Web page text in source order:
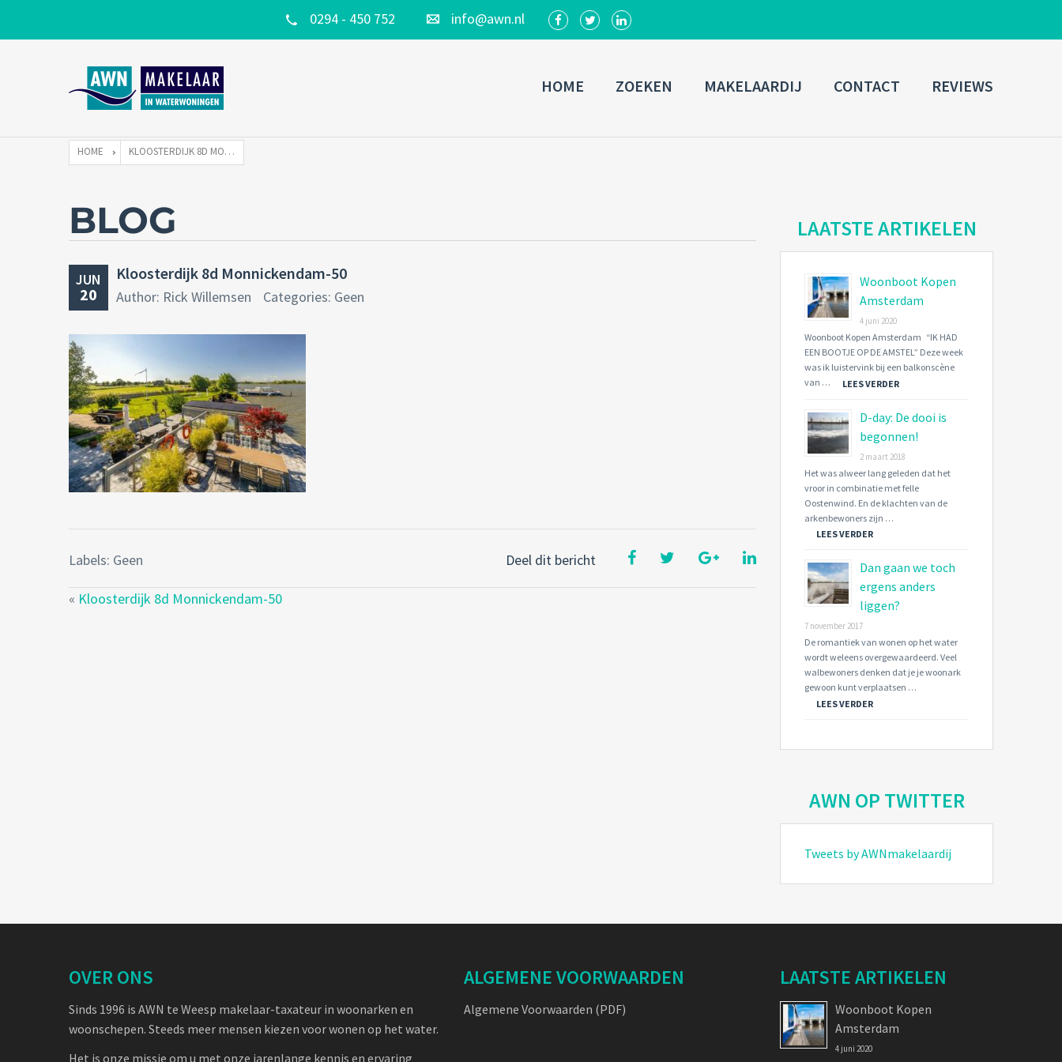
0294 - 450 752 info@awn.nl
Username
Connect with:
Forgot
password? SIGN IN
Remember me
HOME ZOEKEN MAKELAARDIJ CONTACT REVIEWS
HOME KLOOSTERDIJK 8D MONNICKENDAM-50
BLOG
JUN
20
Kloosterdijk 8d Monnickendam-50
Author: Rick Willemsen Categories: Geen
Deel dit bericht
Labels: Geen
« Kloosterdijk 8d Monnickendam-50
LAATSTE ARTIKELEN
Woonboot Kopen
Amsterdam
4 juni 2020
Woonboot Kopen Amsterdam “IK HAD
EEN BOOTJE OP DE AMSTEL” Deze week
was ik luistervink bij een balkonscène
van …
LEES VERDER
D-day: De dooi is
begonnen!
2 maart 2018
Het was alweer lang geleden dat het
vroor in combinatie met felle
Oostenwind. En de klachten van de
arkenbewoners zijn …
LEES VERDER
Dan gaan we toch
ergens anders
liggen?
7 november 2017
De romantiek van wonen op het water
wordt weleens overgewaardeerd. Veel
walbewoners denken dat je je woonark
gewoon kunt verplaatsen …
LEES VERDER
AWN OP TWITTER
Tweets by AWNmakelaardij
OVER ONS
Sinds 1996 is AWN te Weesp makelaar-taxateur in woonarken en
woonschepen. Steeds meer mensen kiezen voor wonen op het water.
Het is onze missie om u met onze jarenlange kennis en ervaring
ALGEMENE VOORWAARDEN
Algemene Voorwaarden (PDF)
LAATSTE ARTIKELEN
Woonboot Kopen
Amsterdam
4 juni 2020